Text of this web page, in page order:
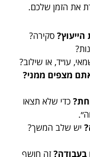
את הזמן שלכם.
סקירה?
עו״ד, או שילוב?
מצפים ממני?
כדי שלא תצאו
יש שלב המשך?
זה חושף